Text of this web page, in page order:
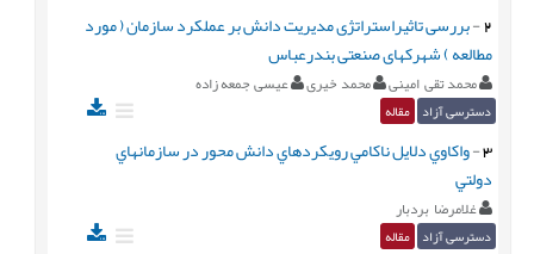
2
-بررسی تاثیراستراتژی مدیریت دانش بر عملکرد سازمان ( مورد
مطالعه ) شهرکهای صنعتی بندرعباس
محمد تقی امینی محمد خیری عیسی جمعه زاده
دسترسی آزاد مقاله
3
-واكاوي دلايل ناكامي رويكردهاي دانش محور در سازمانهاي
دولتي
غلامرضا بردبار
دسترسی آزاد مقاله